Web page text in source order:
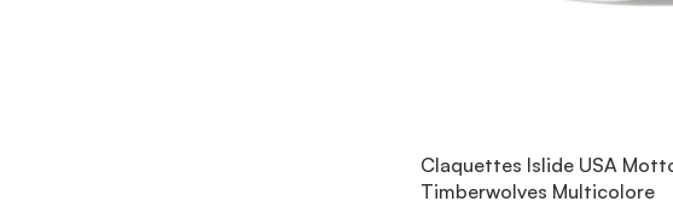
Claquettes Islide USA
Timberwolves Multicolore